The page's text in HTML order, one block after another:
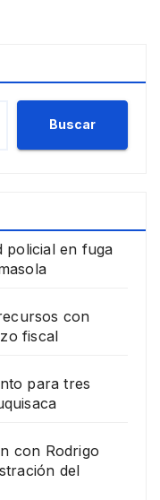
Buscar
policial en fuga
con
fiscal
para tres
con Rodrigo
del